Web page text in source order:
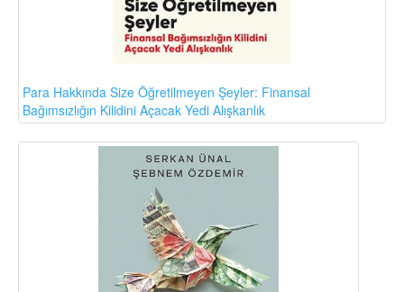
Para Hakkında Size Öğretilmeyen Şeyler: Finansal
Bağımsızlığın Kilidini Açacak Yedi Alışkanlık